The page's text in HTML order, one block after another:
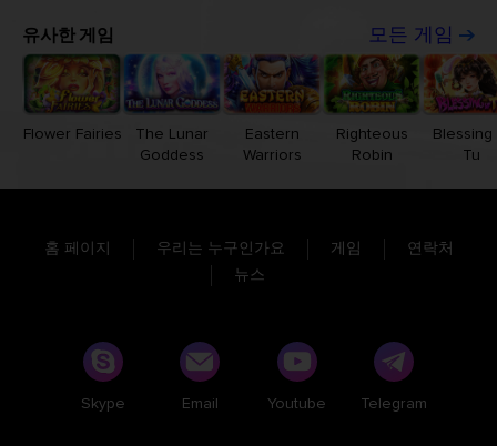
유사한 게임 모든 게임
Flower Fairies
The Lunar
Goddess
Eastern
Warriors
Righteous
Robin
Blessing
Tu
홈 페이지 우리는 누구인가요 게임
연락처
뉴스
Skype Email Youtube Telegram